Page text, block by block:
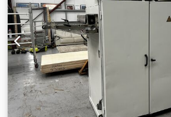
Maksymalna siła zamykania formy: 20
formowania: 7 bar Maksymalna liczba
Całkowita moc przyłączona: 140 kW
całkowita: 11 000 mm Przybliżona
Codpfx Apszam Hpsboha Przybliżona
Przybliżona masa całkowita: 11 000 kg
mogą ulec zmianie i/lub zawierać
urządzenia dostępne w zależności od
wcześniejszej sprzedaży.